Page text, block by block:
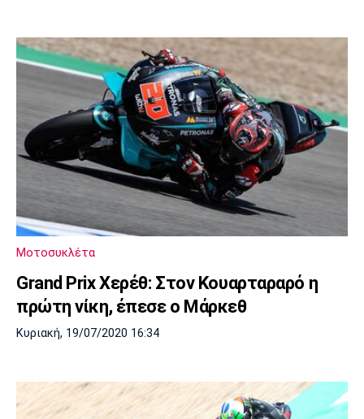
Μοτοσυκλέτα
Grand Prix Χερέθ: Στον Κουαρταραρό η
πρώτη νίκη, έπεσε ο Μάρκεθ
Κυριακή, 19/07/2020 16:34